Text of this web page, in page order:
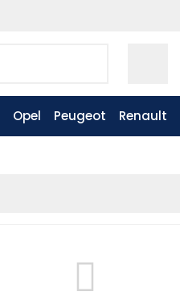
Opel Peugeot Renault